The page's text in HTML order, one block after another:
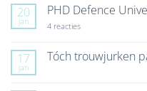
Vanaf
7
mei
up
store
20
jan
PHD Defence
4 reactiesop
University
17
jan
Tóch trouwjurken